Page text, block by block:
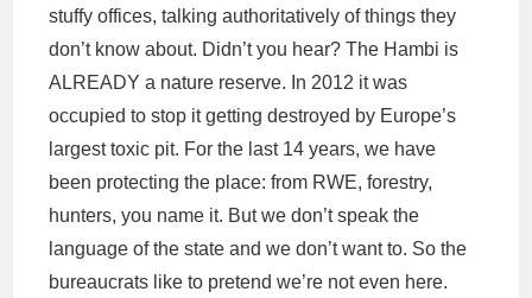
stuffy offices, talking authoritatively of things they
don’t know about. Didn’t you hear? The Hambi is
ALREADY a nature reserve. In 2012 it was
occupied to stop it getting destroyed by Europe’s
largest toxic pit. For the last 14 years, we have
been protecting the place: from RWE, forestry,
hunters, you name it. But we don’t speak the
language of the state and we don’t want to. So the
bureaucrats like to pretend we’re not even here.